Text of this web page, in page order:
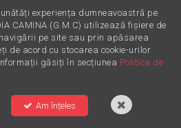
Este furie sau
le diferențiezi
experiența dumneavoastră pe
CAMINA (G.M.C) utilizează fișiere de
pe site sau prin apăsarea
de acord cu stocarea cookie-urilor
găsiți în secțiunea Politica de
Am înțeles